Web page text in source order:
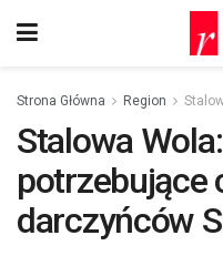
Strona Główna Region
Stalowa
potrzebujące
darczyńców